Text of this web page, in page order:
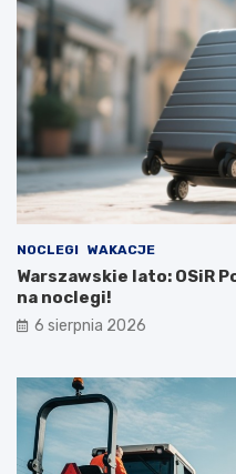
NOCLEGI WAKACJE
Warszawskie lato: OSiR
na noclegi!
6 sierpnia 2026